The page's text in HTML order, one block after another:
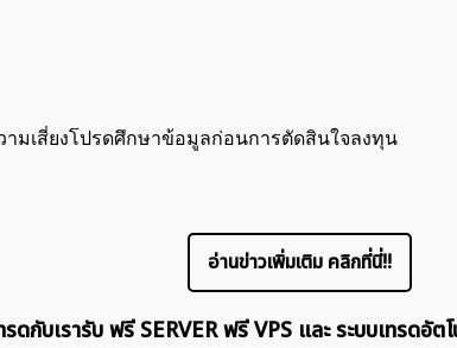
ค้นหา
ามเสี่ยงโปรดศึกษาข้อมูลก่อนการตัดสินใจลงทุน
อ่านข่าวเพิ่มเติม คลิกที่นี่!!
ดกับเรารับ ฟรี SERVER ฟรี VPS และ ระบบเทรด